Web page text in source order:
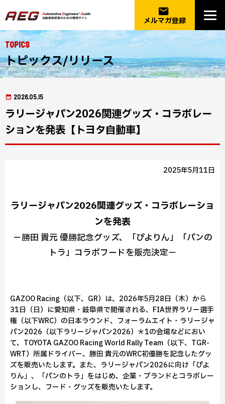
email
メルマガ登録
Topics
トピックス/リリース
2026.05.15
ラリージャパン2026関連グッズ・コラボレー
ションを発表【トヨタ自動車】
2025年5月11日
ラリージャパン2026関連グッズ・コラボレーショ
ンを発表
－勝田 貴元 優勝記念グッズ、「ぴよりん」「パンの
トラ」コラボフードを販売決定－
GAZOO Racing（以下、GR）は、2026年5月28日（木）から
31日（日）に愛知県・岐阜県で開催される、FIA世界ラリー選手
権（以下WRC）の日本ラウンド、フォーラムエイト・ラリージャ
パン2026（以下ラリージャパン2026）＊1の会場などにおい
て、TOYOTA GAZOO Racing World Rally Team（以下、TGR-
WRT）所属ドライバー、勝田 貴元のWRC初優勝を記念したグッ
ズを販売いたします。また、ラリージャパン2026に向け「ぴよ
りん」、「パンのトラ」をはじめ、企業・ブランドとコラボレー
ションし、フード・グッズを販売いたします。